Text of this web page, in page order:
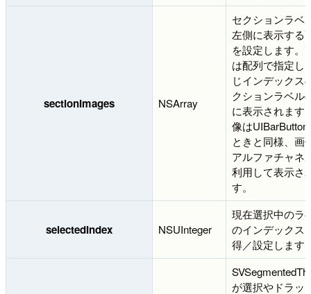
sectionImages NSArray
セクションラベ
左側に表示する
を設定します。
は配列で指定し
じインデックス
クションラベル
に表示されます
像はUIBarButton
ときと同様、画
アルファチャネ
利用して表示さ
す。
selectedIndex NSUInteger
現在選択中のラ
のインデックス
得／設定します
が選択やドラッ